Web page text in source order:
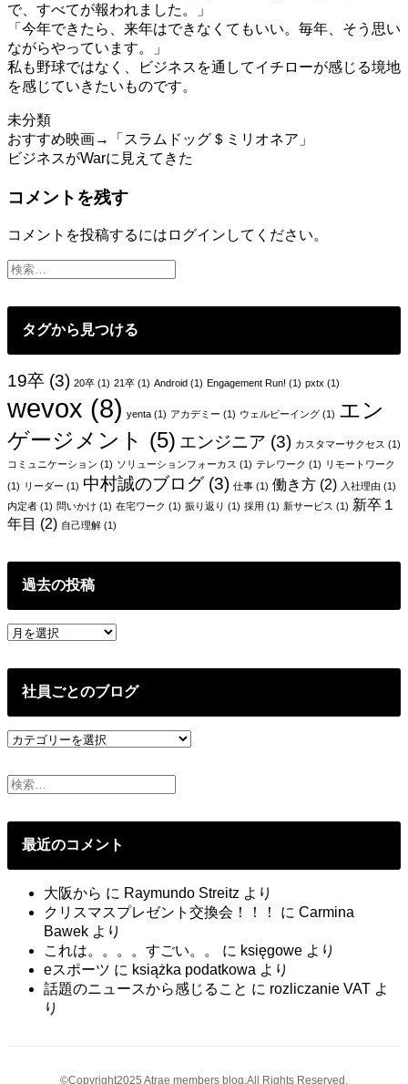
で、すべてが報われました。」
「今年できたら、来年はできなくてもいい。毎年、そう思い
ながらやっています。」
私も野球ではなく、ビジネスを通してイチローが感じる境地
を感じていきたいものです。
未分類
投
稿
ナ
ビ
ゲ
シ
ョ
ン
おすすめ映画→「スラムドッグ＄ミリオネア」
ビジネスがWarに見えてきた
コメントを残す
コメントを投稿するには ログイン してください。
タグから見つける
19卒 (3) 20卒 (1) 21卒 (1) Android (1) Engagement Run! (1) pxtx (1)
wevox (8) yenta (1) アカデミー (1) ウェルビーイング (1) エン
ゲージメント (5) エンジニア (3) カスタマーサクセス (1)
コミュニケーション (1) ソリューションフォーカス (1) テレワーク (1) リモートワーク
(1) リーダー (1) 中村誠のブログ(3) 仕事 (1) 働き方 (2) 入社理由 (1)
内定者 (1) 問いかけ (1) 在宅ワーク (1) 振り返り (1) 採用 (1) 新サービス (1) 新卒１
年目 (2) 自己理解 (1)
過去の投稿
過
の
社員ごとのブログ
社
ご
と
グ
最近のコメント
大阪から に Raymundo Streitz より
クリスマスプレゼント交換会！！！
に Carmina
Bawek より
これは。。。。すごい。。
に księgowe より
eスポーツ に książka podatkowa より
話題のニュースから感じること に rozliczanie VAT よ
り
©Copyright2025 Atrae members blog.All Rights Reserved.